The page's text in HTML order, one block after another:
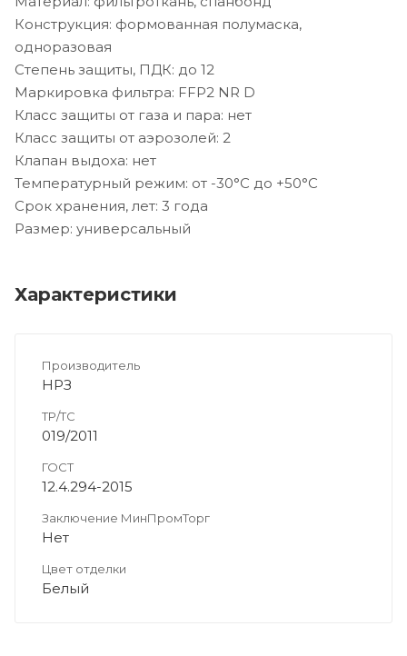
Конструкция: формованная полумаска,
одноразовая
Степень защиты, ПДК: до 12
Маркировка фильтра: FFP2 NR D
Класс защиты от газа и пара: нет
Класс защиты от аэрозолей: 2
Клапан выдоха: нет
Температурный режим: от -30°С до +50°С
Срок хранения, лет: 3 года
Размер: универсальный
Характеристики
Производитель
НРЗ
ТР/ТС
019/2011
ГОСТ
12.4.294-2015
Заключение МинПромТорг
Нет
Цвет отделки
Белый